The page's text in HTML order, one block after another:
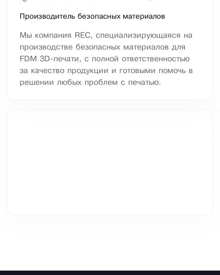
Производитель безопасных материалов
Мы компания REC, специализирующаяся на
производстве безопасных материалов для
FDM 3D-печати, с полной ответственностью
за качество продукции и готовыми помочь в
решении любых проблем с печатью.